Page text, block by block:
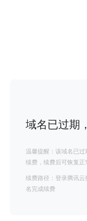
域名已过期
温馨提醒：该域名已
续费，续费后可恢复正
续费路径：登录腾讯
名完成续费